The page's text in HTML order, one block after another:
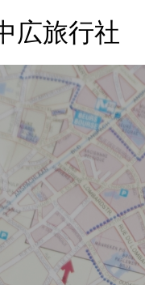
広旅行社